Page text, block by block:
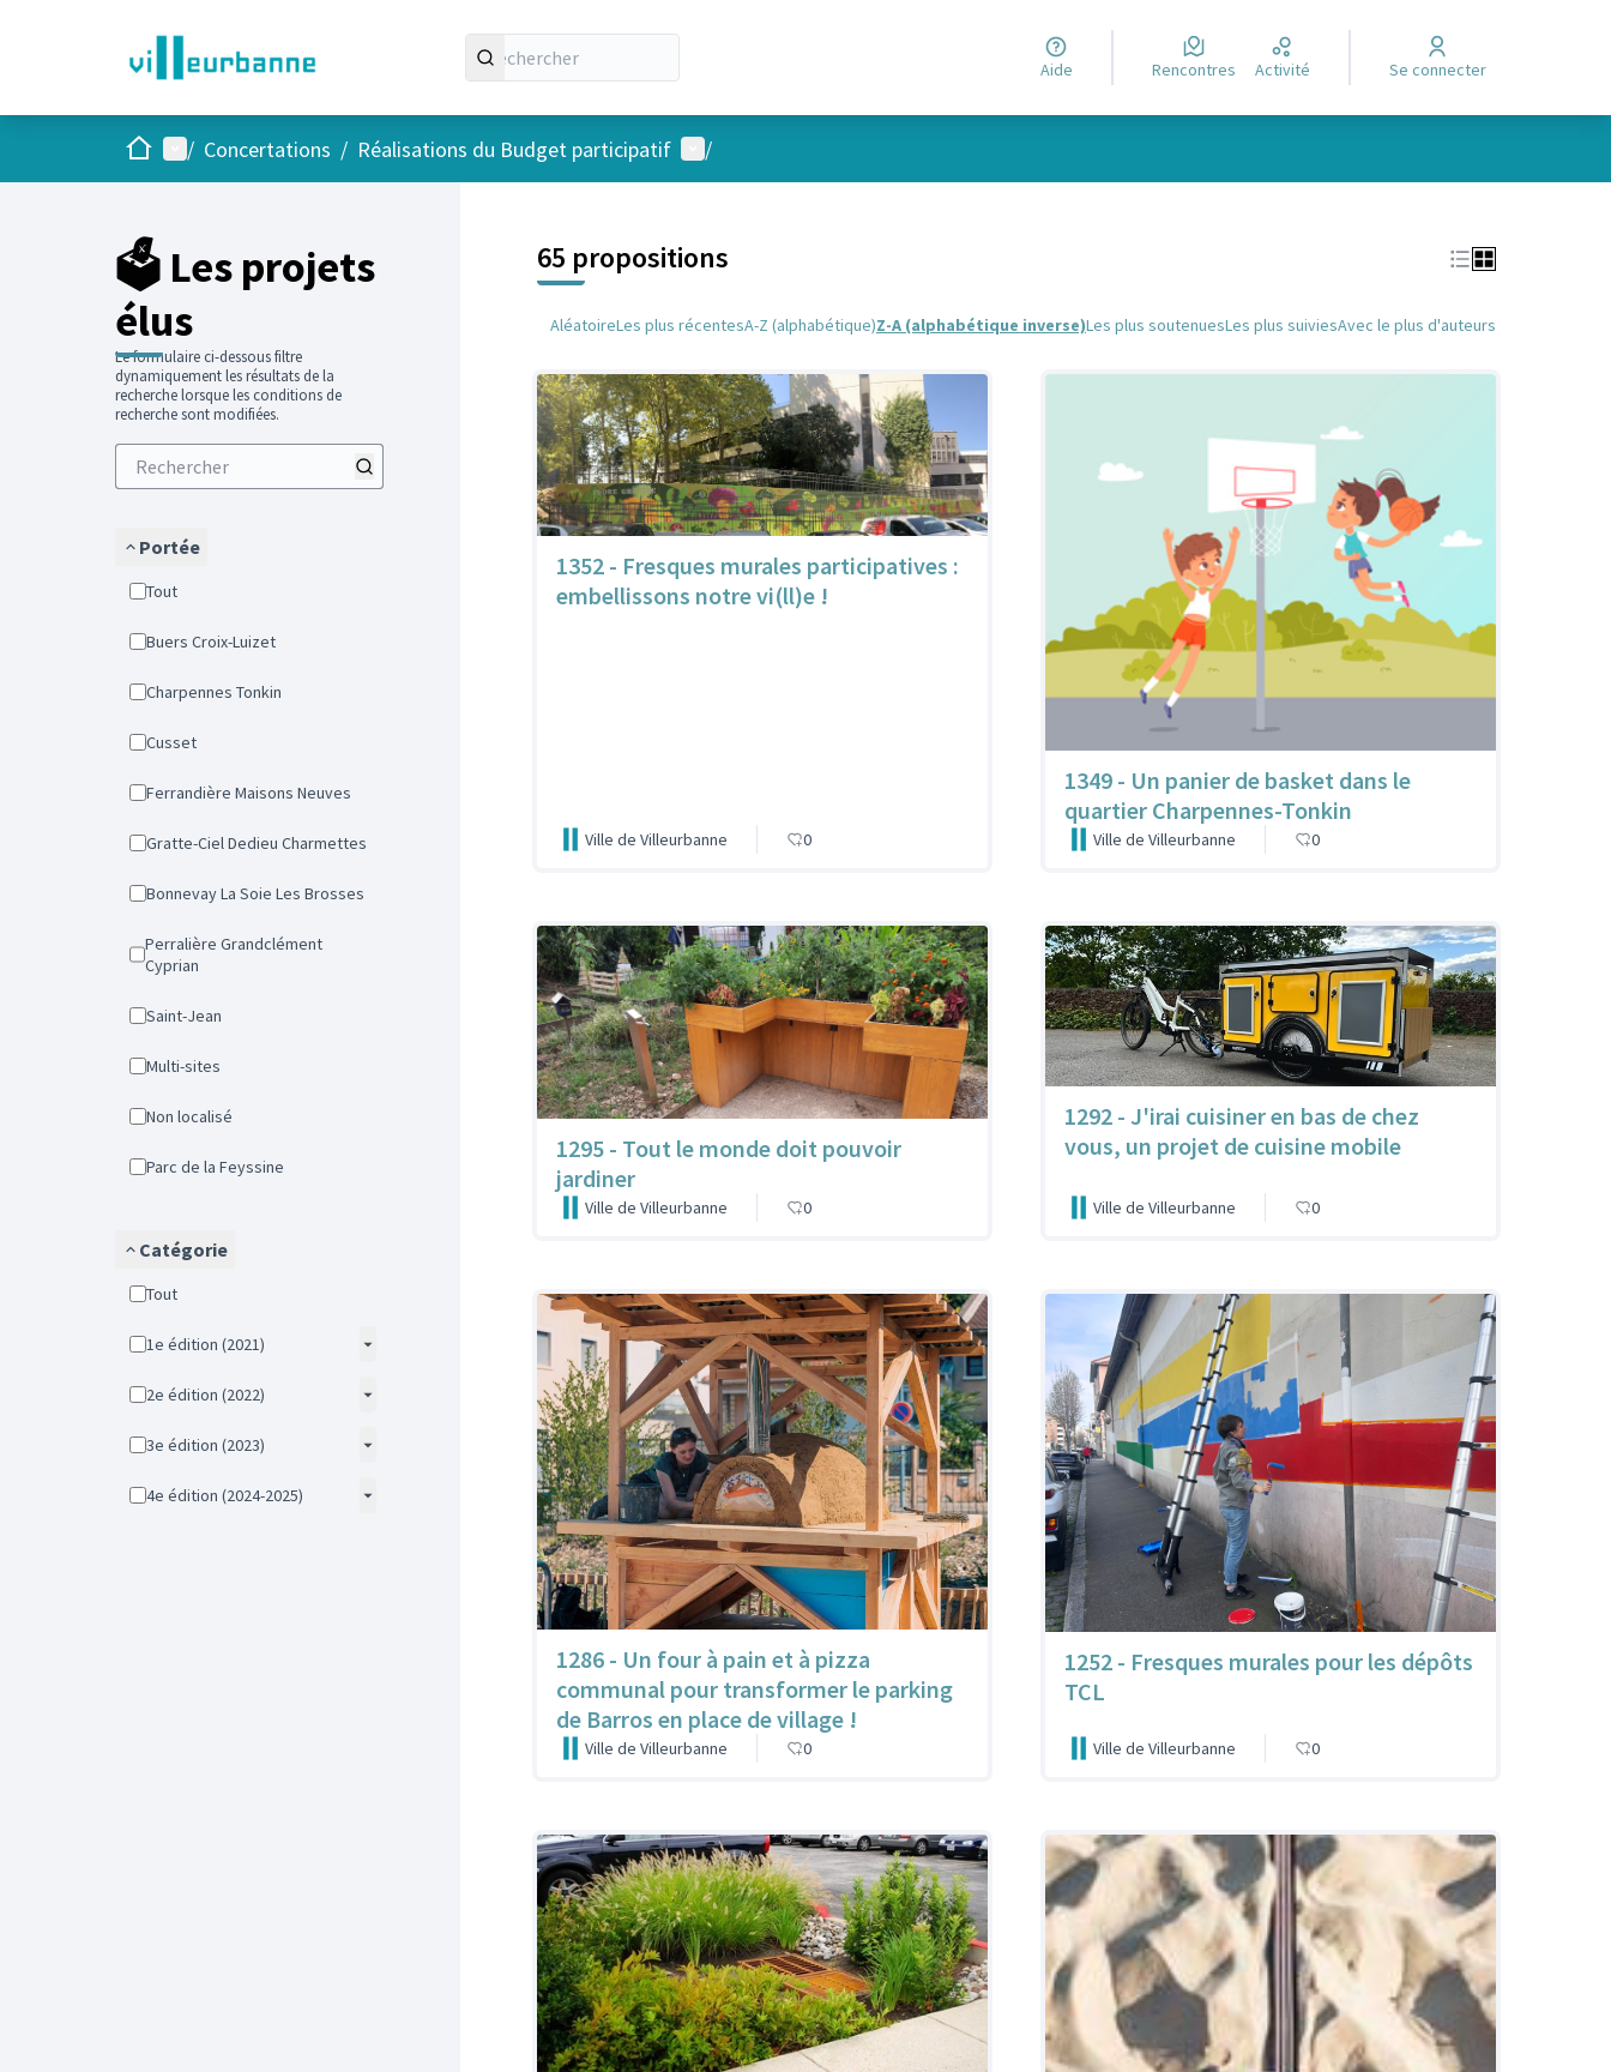
Aide Rencontres Activité Se connecter
AccueilMenu principal
/ Concertations / Réalisations du Budget participatif Menu utilisateur
/
🗳️ Les projets
élus
Le formulaire ci-dessous filtre
dynamiquement les résultats de la
recherche lorsque les conditions de
recherche sont modifiées.
Portée
Tout
Buers Croix-Luizet
Charpennes Tonkin
Cusset
Ferrandière Maisons Neuves
Gratte-Ciel Dedieu Charmettes
Bonnevay La Soie Les Brosses
Perralière Grandclément
Cyprian
Saint-Jean
Multi-sites
Non localisé
Parc de la Feyssine
Catégorie
Tout
1e édition (2021)
2e édition (2022)
3e édition (2023)
4e édition (2024-2025)
65 propositions
AléatoireLes plus récentesA-Z (alphabétique)Z-A (alphabétique inverse)Les plus soutenuesLes plus suiviesAvec le plus d'auteurs
1352 - Fresques murales participatives :
embellissons notre vi(ll)e !
Ville de Villeurbanne 0
1349 - Un panier de basket dans le
quartier Charpennes-Tonkin
Ville de Villeurbanne 0
1295 - Tout le monde doit pouvoir
jardiner
Ville de Villeurbanne 0
1292 - J'irai cuisiner en bas de chez
vous, un projet de cuisine mobile
Ville de Villeurbanne 0
1286 - Un four à pain et à pizza
communal pour transformer le parking
de Barros en place de village !
Ville de Villeurbanne 0
1252 - Fresques murales pour les dépôts
TCL
Ville de Villeurbanne 0